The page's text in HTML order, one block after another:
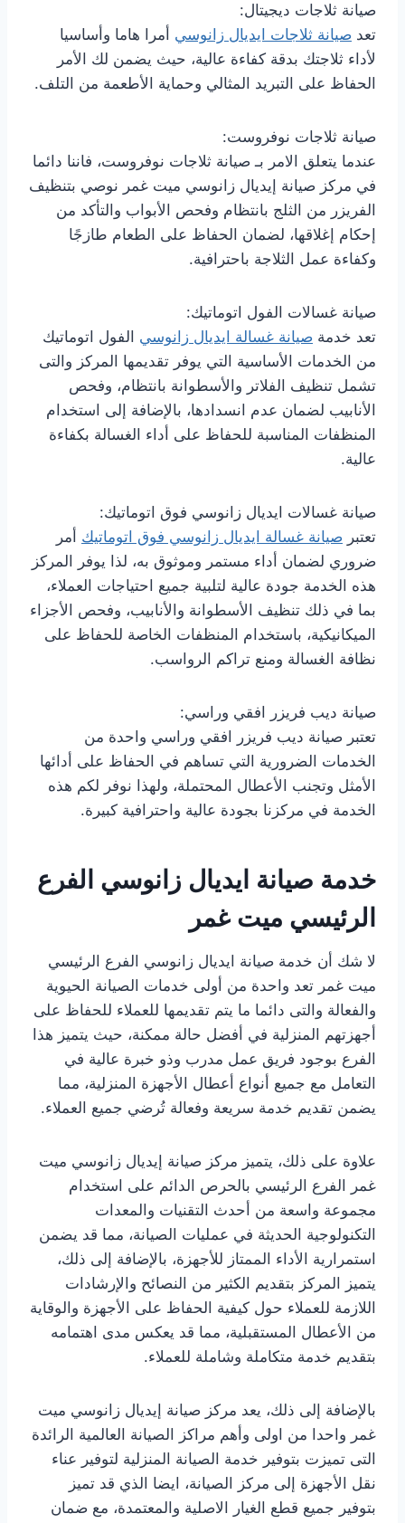
صيانة ثلاجات ديجيتال:
تعد صيانة ثلاجات ايديال زانوسي أمرا هاما وأساسيا
لأداء ثلاجتك بدقة كفاءة عالية، حيث يضمن لك الأمر
الحفاظ على التبريد المثالي وحماية الأطعمة من التلف.
صيانة ثلاجات نوفروست:
عندما يتعلق الامر بـ صيانة ثلاجات نوفروست، فاننا دائما
في مركز صيانة إيديال زانوسي ميت غمر نوصي بتنظيف
الفريزر من الثلج بانتظام وفحص الأبواب والتأكد من
إحكام إغلاقها، لضمان الحفاظ على الطعام طازجًا
وكفاءة عمل الثلاجة باحترافية.
صيانة غسالات الفول اتوماتيك:
تعد خدمة صيانة غسالة ايديال زانوسي الفول اتوماتيك
من الخدمات الأساسية التي يوفر تقديمها المركز والتى
تشمل تنظيف الفلاتر والأسطوانة بانتظام، وفحص
الأنابيب لضمان عدم انسدادها، بالإضافة إلى استخدام
المنظفات المناسبة للحفاظ على أداء الغسالة بكفاءة
عالية.
صيانة غسالات ايديال زانوسي فوق اتوماتيك:
تعتبر صيانة غسالة ايديال زانوسي فوق اتوماتيك أمر
ضروري لضمان أداء مستمر وموثوق به، لذا يوفر المركز
هذه الخدمة جودة عالية لتلبية جميع احتياجات العملاء،
بما في ذلك تنظيف الأسطوانة والأنابيب، وفحص الأجزاء
الميكانيكية، باستخدام المنظفات الخاصة للحفاظ على
نظافة الغسالة ومنع تراكم الرواسب.
صيانة ديب فريزر افقي وراسي:
تعتبر صيانة ديب فريزر افقي وراسي واحدة من
الخدمات الضرورية التي تساهم في الحفاظ على أدائها
الأمثل وتجنب الأعطال المحتملة، ولهذا نوفر لكم هذه
الخدمة في مركزنا بجودة عالية واحترافية كبيرة.
خدمة صيانة ايديال زانوسي الفرع
الرئيسي ميت غمر
لا شك أن خدمة صيانة ايديال زانوسي الفرع الرئيسي
ميت غمر تعد واحدة من أولى خدمات الصيانة الحيوية
والفعالة والتى دائما ما يتم تقديمها للعملاء للحفاظ على
أجهزتهم المنزلية في أفضل حالة ممكنة، حيث يتميز هذا
الفرع بوجود فريق عمل مدرب وذو خبرة عالية في
التعامل مع جميع أنواع أعطال الأجهزة المنزلية، مما
يضمن تقديم خدمة سريعة وفعالة تُرضي جميع العملاء.
علاوة على ذلك، يتميز مركز صيانة إيديال زانوسي ميت
غمر الفرع الرئيسي بالحرص الدائم على استخدام
مجموعة واسعة من أحدث التقنيات والمعدات
التكنولوجية الحديثة في عمليات الصيانة، مما قد يضمن
استمرارية الأداء الممتاز للأجهزة، بالإضافة إلى ذلك،
يتميز المركز بتقديم الكثير من النصائح والإرشادات
اللازمة للعملاء حول كيفية الحفاظ على الأجهزة والوقاية
من الأعطال المستقبلية، مما قد يعكس مدى اهتمامه
بتقديم خدمة متكاملة وشاملة للعملاء.
بالإضافة إلى ذلك، يعد مركز صيانة إيديال زانوسي ميت
غمر واحدا من اولى وأهم مراكز الصيانة العالمية الرائدة
التى تميزت بتوفير خدمة الصيانة المنزلية لتوفير عناء
نقل الأجهزة إلى مركز الصيانة، ايضا الذي قد تميز
بتوفير جميع قطع الغيار الاصلية والمعتمدة، مع ضمان